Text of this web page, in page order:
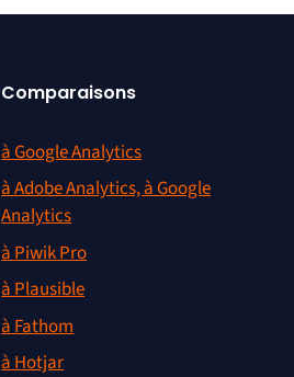
Comparaisons
à Google Analytics
à Adobe Analytics, à Google
Analytics
à Piwik Pro
à Plausible
à Fathom
à Hotjar